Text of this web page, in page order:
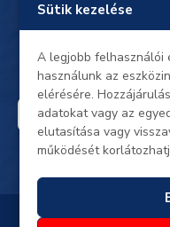
Sütik kezelése
A legjobb felhasználói
használunk az
elérésére.
adatokat vagy az
elutasítása vagy
működését
Weboldalunkon
adataidat,
Oldalunkon a gyors